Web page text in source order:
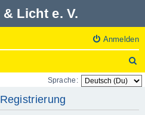
Licht e. V.
Anmelden
u
c
Sprache: